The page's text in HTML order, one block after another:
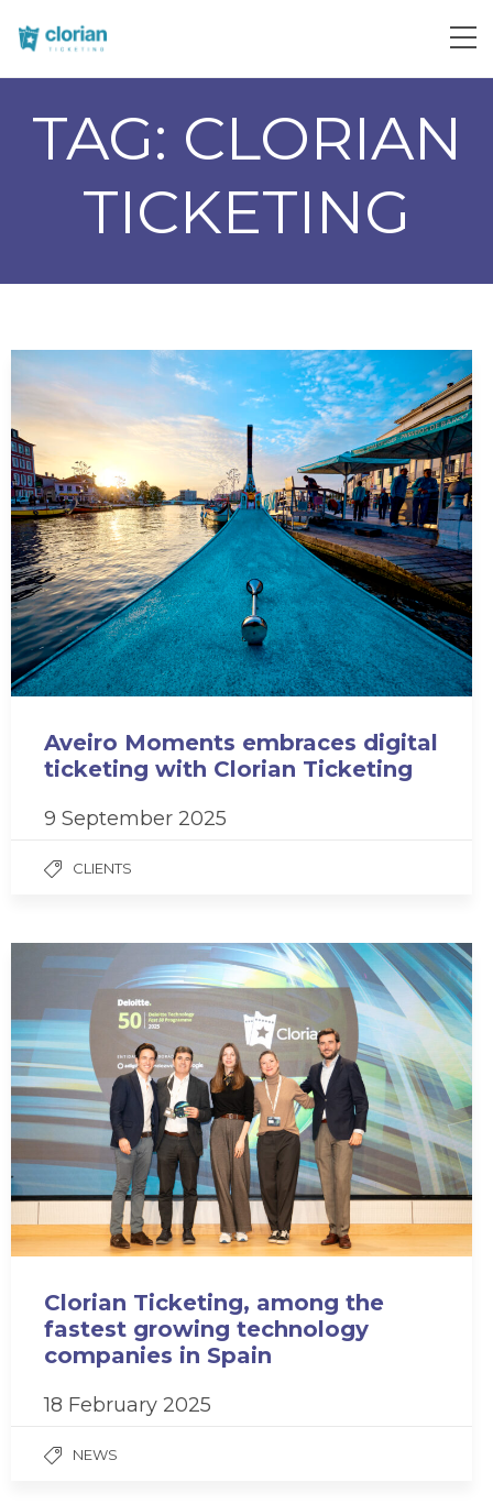
TAG: CLORIAN
TICKETING
Aveiro Moments embraces digital
ticketing with Clorian Ticketing
9 September 2025
CLIENTS
Clorian Ticketing, among the
fastest growing technology
companies in Spain
18 February 2025
NEWS